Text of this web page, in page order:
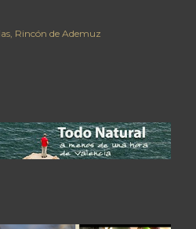
Rincón de Ademuz